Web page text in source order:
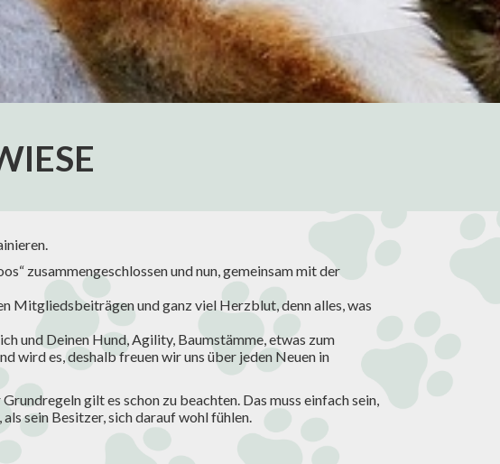
zusammengeschlossen und nun, gemeinsam mit der
Mitgliedsbeiträgen und ganz viel Herzblut, denn alles, was
und Deinen Hund, Agility, Baumstämme, etwas zum
wird es, deshalb freuen wir uns über jeden Neuen in
gilt es schon zu beachten. Das muss einfach sein,
sein Besitzer, sich darauf wohl fühlen.